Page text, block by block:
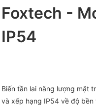
Foxtech -
IP54
Biến tần lai năng lượng mặt
và xếp hạng IP54 về độ bền